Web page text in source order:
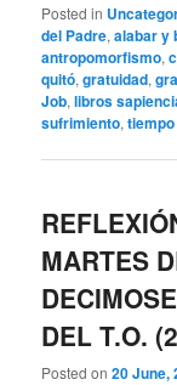
Posted in
del Padre,alabar y
antropomorfismo,
quitó,gratuidad,
Job,libros
sufrimiento,
MARTES
DEL T.O.
Posted on20 June,